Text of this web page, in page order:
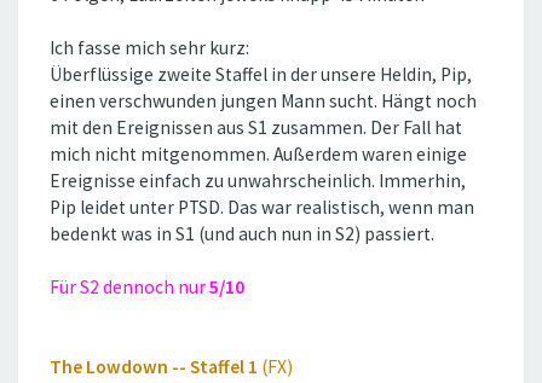
Ich fasse mich sehr kurz:
Überflüssige zweite Staffel in der unsere Heldin, Pip,
einen verschwunden jungen Mann sucht. Hängt noch
mit den Ereignissen aus S1 zusammen. Der Fall hat
mich nicht mitgenommen. Außerdem waren einige
Ereignisse einfach zu unwahrscheinlich. Immerhin,
Pip leidet unter PTSD. Das war realistisch, wenn man
bedenkt was in S1 (und auch nun in S2) passiert.
Für S2 dennoch nur5/10
The Lowdown -- Staffel 1 (FX)